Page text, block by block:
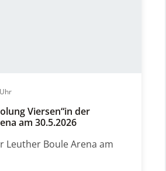
Viersen“in der
am 30.5.2026
Leuther Boule Arena am